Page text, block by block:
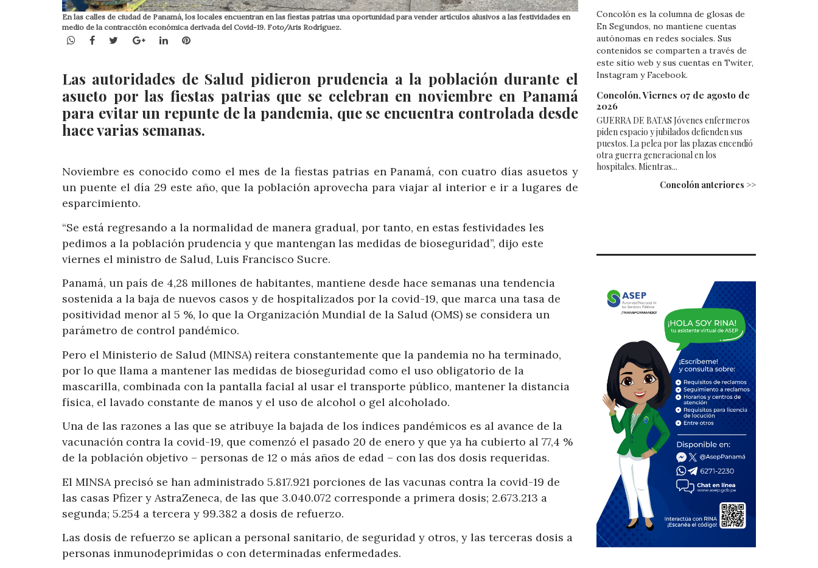
En las calles de ciudad de Panamá, los locales encuentran en las fiestas patrias una oportunidad para vender artículos alusivos a las festividades en
medio de la contracción económica derivada del Covid-19. Foto/Aris Rodríguez.
WhatsApp
Facebook
TwitterGoogle+LinkedInPinterest
Las autoridades de Salud pidieron prudencia a la población durante el
asueto por las fiestas patrias que se celebran en noviembre en Panamá
para evitar un repunte de la pandemia, que se encuentra controlada desde
hace varias semanas.
Noviembre es conocido como el mes de la fiestas patrias en Panamá, con cuatro días asuetos y
un puente el día 29 este año, que la población aprovecha para viajar al interior e ir a lugares de
esparcimiento.
“Se está regresando a la normalidad de manera gradual, por tanto, en estas festividades les
pedimos a la población prudencia y que mantengan las medidas de bioseguridad”, dijo este
viernes el ministro de Salud, Luis Francisco Sucre.
Panamá, un país de 4,28 millones de habitantes, mantiene desde hace semanas una tendencia
sostenida a la baja de nuevos casos y de hospitalizados por la covid-19, que marca una tasa de
positividad menor al 5 %, lo que la Organización Mundial de la Salud (OMS) se considera un
parámetro de control pandémico.
Pero el Ministerio de Salud (MINSA) reitera constantemente que la pandemia no ha terminado,
por lo que llama a mantener las medidas de bioseguridad como el uso obligatorio de la
mascarilla, combinada con la pantalla facial al usar el transporte público, mantener la distancia
física, el lavado constante de manos y el uso de alcohol o gel alcoholado.
Una de las razones a las que se atribuye la bajada de los índices pandémicos es al avance de la
vacunación contra la covid-19, que comenzó el pasado 20 de enero y que ya ha cubierto al 77,4 %
de la población objetivo – personas de 12 o más años de edad – con las dos dosis requeridas.
El MINSA precisó se han administrado 5.817.921 porciones de las vacunas contra la covid-19 de
las casas Pfizer y AstraZeneca, de las que 3.040.072 corresponde a primera dosis; 2.673.213 a
segunda; 5.254 a tercera y 99.382 a dosis de refuerzo.
Las dosis de refuerzo se aplican a personal sanitario, de seguridad y otros, y las terceras dosis a
personas inmunodeprimidas o con determinadas enfermedades.
Concolón es la columna de glosas de
En Segundos, no mantiene cuentas
autónomas en redes sociales. Sus
contenidos se comparten a través de
este sitio web y sus cuentas en Twiter,
Instagram y Facebook.
Concolón, Viernes 07 de agosto de
2026
GUERRA DE BATAS Jóvenes enfermeros
piden espacio y jubilados defienden sus
puestos. La pelea por las plazas encendió
otra guerra generacional en los
hospitales. Mientras...
Concolón anteriores >>